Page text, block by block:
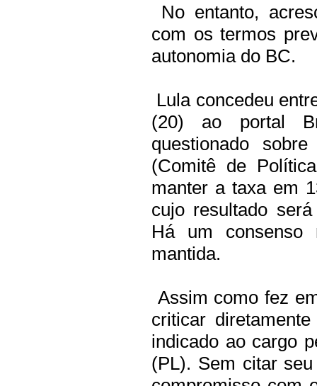
No entanto,
com os termos
autonomia do BC.
Lula concedeu
(20) ao portal
questionado
(Comitê de
manter a taxa em
cujo resultado
Há um
mantida.
Assim como fez
criticar
indicado ao cargo
(PL). Sem citar